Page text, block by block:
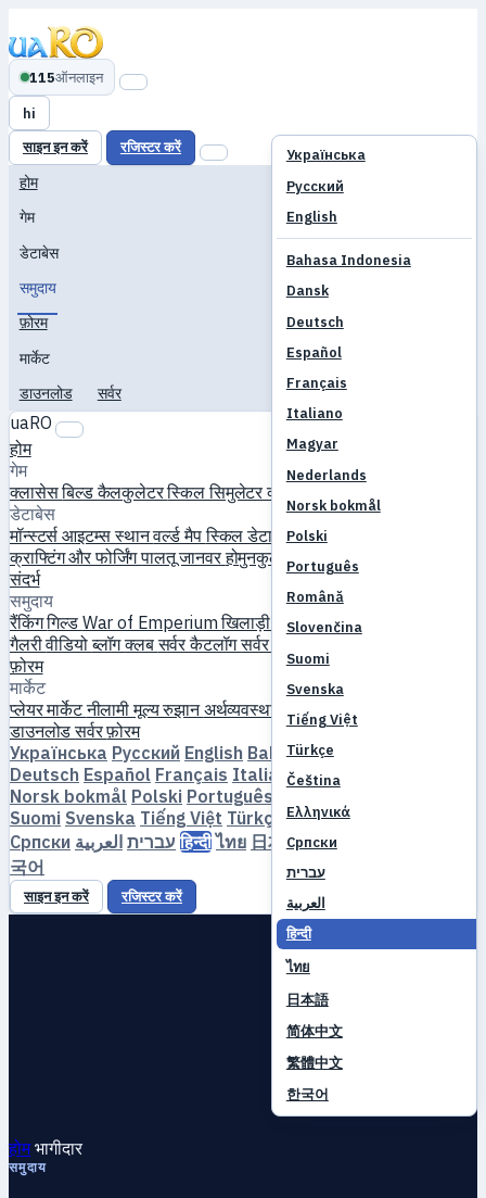
115ऑनलाइन
hi
Українська
Русский
English
Bahasa Indonesia
Dansk
Deutsch
Español
Français
Italiano
Magyar
Nederlands
Norsk bokmål
Polski
Português
Română
Slovenčina
Suomi
Svenska
Tiếng Việt
Türkçe
Čeština
Ελληνικά
Српски
עברית
العربية
हिन्दी
ไทย
日本語
简体中文
繁體中文
한국어
साइन इन करें रजिस्टर करें
होम
गेम
डेटाबेस
समुदाय
फ़ोरम
मार्केट
डाउनलोड
सर्वर
uaRO
होम
गेम
क्लासेसबिल्ड कैलकुलेटरस्किल सिमुलेटरक्वेस्ट
डेटाबेस
मॉन्स्टर्सआइटम्सस्थानवर्ल्ड मैपस्किल डेटाबेसMVP टाइमर
क्राफ्टिंग और फोर्जिंगपालतू जानवरहोमुनकुलीलेवलिंग तुलना करें
संदर्भ
समुदाय
रैंकिंगगिल्ड War of Emperiumखिलाड़ी प्रोफाइलशादियां
गैलरीवीडियोब्लॉगक्लबसर्वर कैटलॉगसर्वर समीक्षाएँ
फ़ोरम
मार्केट
प्लेयर मार्केटनीलामीमूल्य रुझानअर्थव्यवस्था
डाउनलोडसर्वरफ़ोरम
Українська Русский English Bahasa Indonesia
Deutsch Español Français Italiano Magyar
Norsk bokmål Polski Português
Suomi Svenska Tiếng Việt Türkçe Čeština
Српски
עברית العربية हिन्दी ไทย 日本語 简体中文
국어
साइन इन करें रजिस्टर करें
होम भागीदार
समुदाय